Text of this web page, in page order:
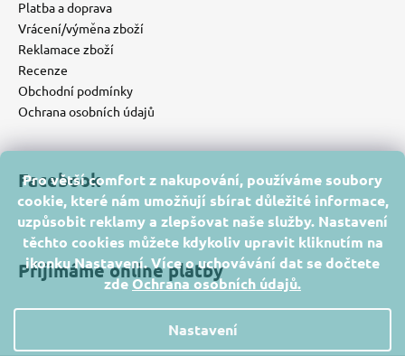
Pro větší comfort z nakupování, používáme soubory
cookie, které nám umožňují sbírat důležité informace,
uzpůsobit reklamy a zlepšovat naše služby. Nastavení
těchto cookies můžete kdykoliv upravit kliknutím na
ikonku Nastavení. Více o uchovávání dat se dočtete
zdeOchrana osobních údajů.
Nastavení
Platba a doprava
Vrácení/výměna zboží
Reklamace zboží
Recenze
Obchodní podmínky
Ochrana osobních údajů
Facebook
Přijímáme online platby